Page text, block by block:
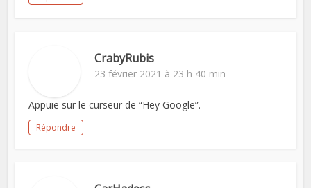
CrabyRubis
23 février 2021 à 23 h 40 min
Appuie sur le curseur de “Hey Google”.
Répondre